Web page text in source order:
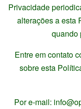
Privacidade
alterações a esta
quando
Entre em contato
sobre esta
Por e-mail: